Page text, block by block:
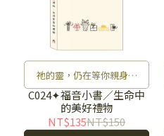
祂的靈，仍在等你親身感
受。
C024✦福音小書／生命中
的美好禮物
NT$135NT$150